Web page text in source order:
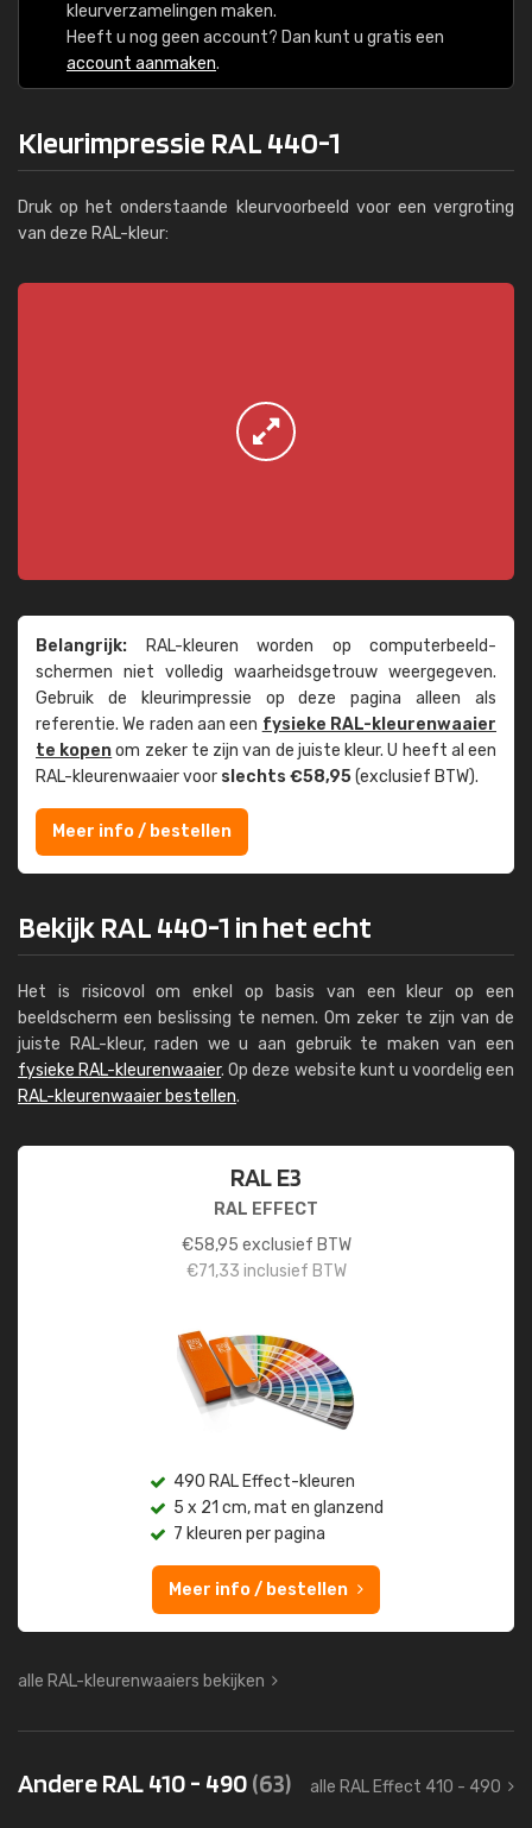
kleurverzamelingen maken.
Heeft u nog geen account? Dan kunt u gratis een
account aanmaken.
Kleurimpressie RAL 440-1
Druk op het onderstaande kleurvoorbeeld voor een vergroting
van deze RAL-kleur:
Belangrijk: RAL-kleuren worden op computer­beeld­
schermen niet volledig waarheids­­getrouw weer­gegeven.
Gebruik de kleur­impressie op deze pagina alleen als
referentie. We raden aan een fysieke RAL-kleuren­waaier
te kopenom zeker te zijn van de juiste kleur. U heeft al een
RAL-kleuren­waaier voor slechts €58,95(exclusief BTW).
Meer info / bestellen
Bekijk RAL 440-1 in het echt
Het is risicovol om enkel op basis van een kleur op een
beeldscherm een beslissing te nemen. Om zeker te zijn van de
juiste RAL-kleur, raden we u aan gebruik te maken van een
fysieke RAL-kleurenwaaier. Op deze website kunt u voordelig een
RAL-kleurenwaaier bestellen.
RAL E3
RAL EFFECT
€58,95 exclusief BTW
€71,33 inclusief BTW
490 RAL Effect-kleuren
5 x 21 cm, mat en glanzend
7 kleuren per pagina
Meer info / bestellen
alle RAL-kleurenwaaiers bekijken
Andere RAL 410 - 490(63) alle RAL Effect 410 - 490